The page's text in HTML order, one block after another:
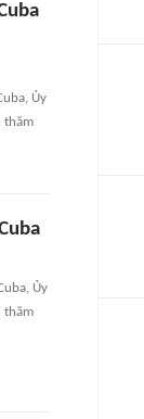
Ủy
thăm
Ủy
thăm